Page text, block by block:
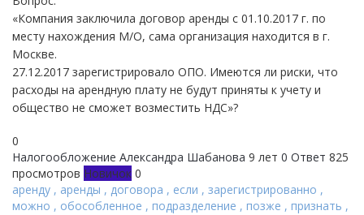
«Компания заключила договор аренды с 01.10.2017 г. по
месту нахождения М/О, сама организация находится в г.
Москве.
27.12.2017 зарегистрировало ОПО. Имеются ли риски, что
расходы на арендную плату не будут приняты к учету и
общество не сможет возместить НДС»?
0
Налогообложение Александра Шабанова 9 лет 0 Ответ 825
просмотров Новичок 0
аренду , аренды , договора , если , зарегистрированно ,
можно , обособленное , подразделение , позже , признать ,